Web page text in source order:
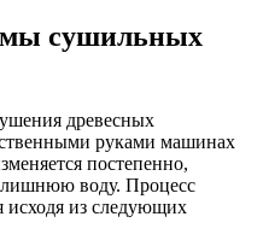
сушильных
древесных
руками машинах
постепенно,
лишнюю воду. Процесс
из следующих